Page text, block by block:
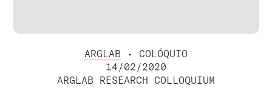
ARGLAB • COLÓQUIO
14/02/2020
ARGLAB RESEARCH COLLOQUIUM